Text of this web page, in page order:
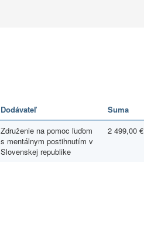
Dodávateľ Suma
Združenie na pomoc ľuďom
s mentálnym postihnutím v
Slovenskej republike
2 499,00 €